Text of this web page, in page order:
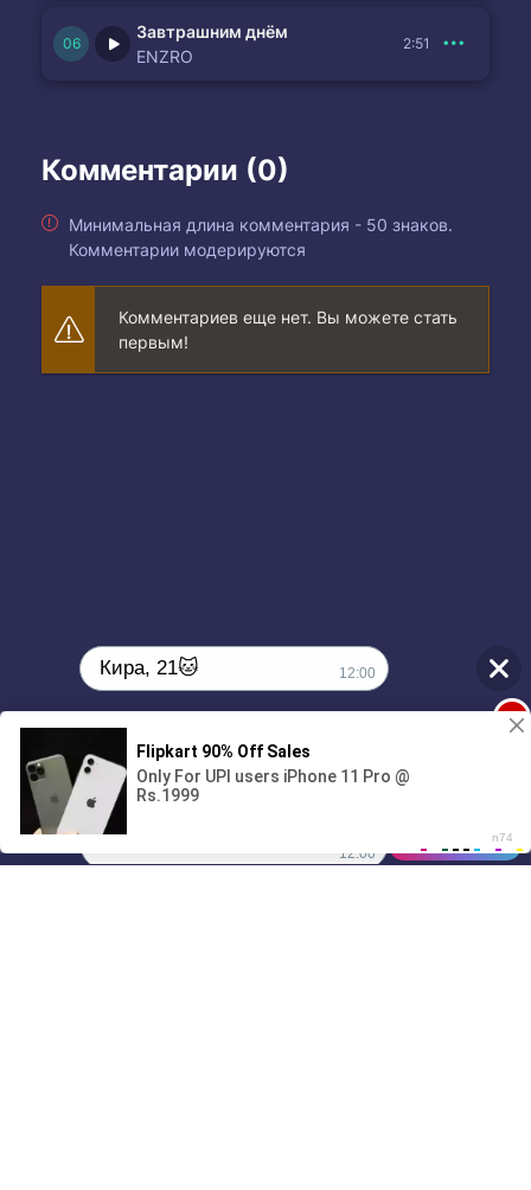
Завтрашним днём
ENZRO
2:51
Комментарии (0)
Минимальная длина комментария - 50 знаков.
Комментарии модерируются
Комментариев еще нет. Вы можете стать
первым!
01/07
00:00
Кира, 21🐱 12:00
Поиграешь со мной? 💖🐾 1